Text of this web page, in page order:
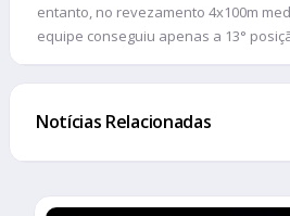
entanto, no revezamento 4x100m
equipe conseguiu apenas a 13°
Notícias Relacionadas